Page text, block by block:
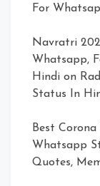
For
Navratri
Whatsapp,
Hindi on
Status In
Best
Whatsapp
Quotes,